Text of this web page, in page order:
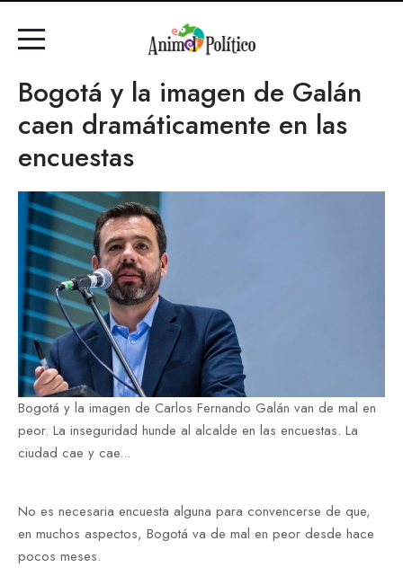
Bogotá y la imagen de Galán
caen dramáticamente en las
encuestas
Bogotá y la imagen de Carlos Fernando Galán van de mal en
peor. La inseguridad hunde al alcalde en las encuestas. La
ciudad cae y cae...
No es necesaria encuesta alguna para convencerse de que,
en muchos aspectos, Bogotá va de mal en peor desde hace
pocos meses.